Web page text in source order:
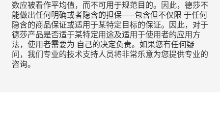
数应被看作平均值，而不可用于规范目的。因此，德莎不
能做出任何明确或者隐含的担保——包含但不仅限 于任何
隐含的商品保证或适用于某特定目标的保证。因此，对于
德莎产品是否适于某特定用途及适用于使用者的应用方
法，使用者需要为 自己的决定负责。如果您有任何疑
问，我们专业的技术支持人员将非常乐意为您提供专业的
咨询。